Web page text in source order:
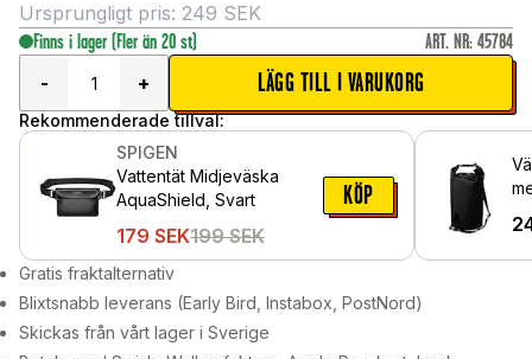
Ursprungligt pris: 249 SEK
Finns i lager (Fler än 20 st) ART. NR: 45784
-
+ LÄGG TILL I VARUKORG
Rekommenderade tillval:
SPIGEN
Vattentät Midjeväska
AquaShield, Svart
179 SEK199 SEK
KÖP
Gratis fraktalternativ
Blixtsnabb leverans (Early Bird, Instabox, PostNord)
Skickas från vårt lager i Sverige